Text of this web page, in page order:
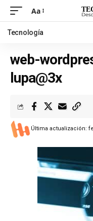
Aa
Tecnología
web-
lupa@3x
Última actualización: